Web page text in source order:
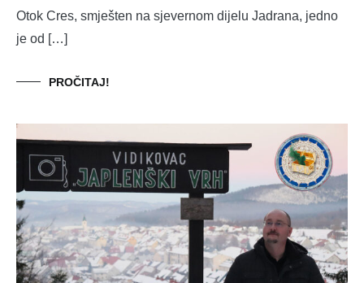
Otok Cres, smješten na sjevernom dijelu Jadrana, jedno
je od […]
PROČITAJ!